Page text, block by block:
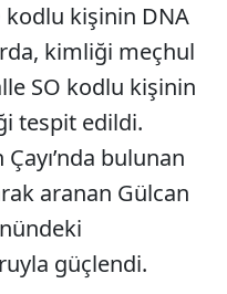
kodlu kişinin DNA
kimliği meçhul
SO kodlu kişinin
tespit edildi.
bulunan
aranan Gülcan
güçlendi.